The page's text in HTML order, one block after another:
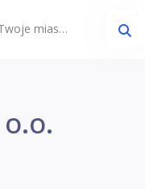
Twoje miasto...